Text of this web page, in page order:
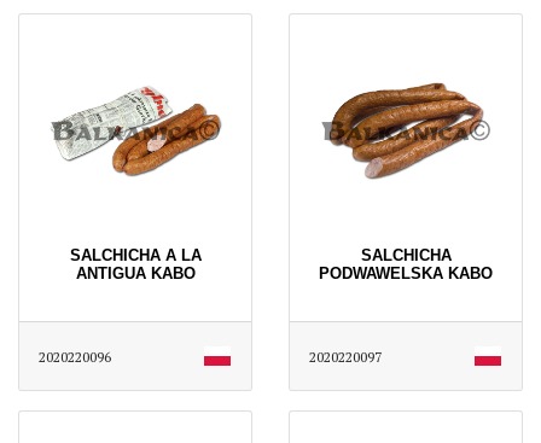
SALCHICHA A LA
ANTIGUA KABO
2020220096
SALCHICHA
PODWAWELSKA KABO
2020220097